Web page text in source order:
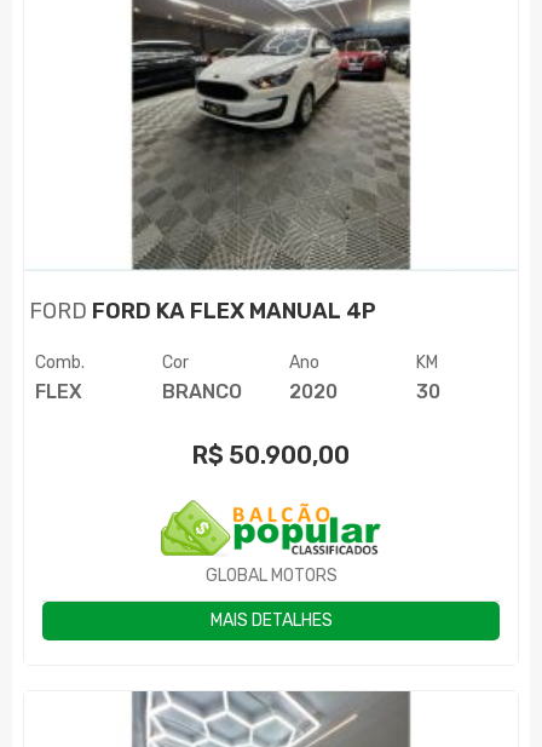
FORD FORD KA FLEX MANUAL 4P
Comb.
FLEX
Cor
BRANCO
Ano
2020
KM
30
R$ 50.900,00
GLOBAL MOTORS
MAIS DETALHES